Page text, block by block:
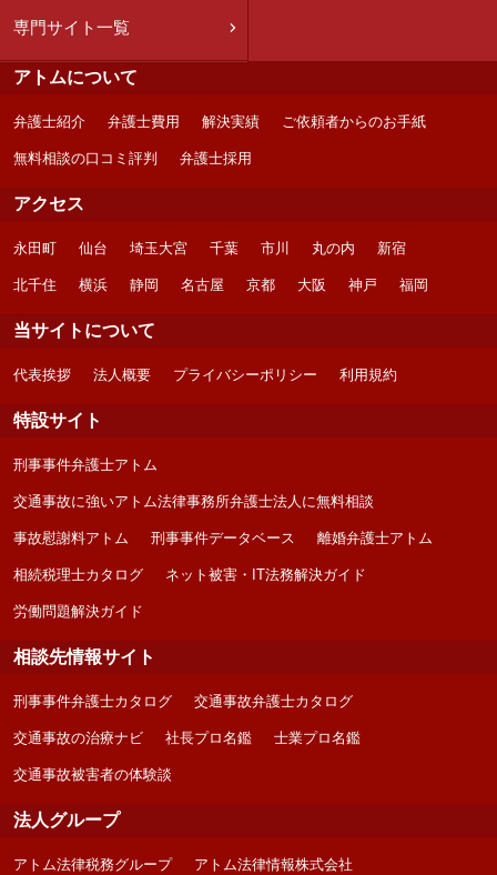
専門サイト一覧
アトムについて
弁護士紹介 弁護士費用 解決実績 ご依頼者からのお手紙
無料相談の口コミ評判 弁護士採用
アクセス
永田町 仙台 埼玉大宮 千葉 市川 丸の内 新宿
北千住 横浜 静岡 名古屋 京都 大阪 神戸 福岡
当サイトについて
代表挨拶 法人概要 プライバシーポリシー 利用規約
特設サイト
刑事事件弁護士アトム
交通事故に強いアトム法律事務所弁護士法人に無料相談
事故慰謝料アトム 刑事事件データベース 離婚弁護士アトム
相続税理士カタログ ネット被害・IT法務解決ガイド
労働問題解決ガイド
相談先情報サイト
刑事事件弁護士カタログ 交通事故弁護士カタログ
交通事故の治療ナビ 社長プロ名鑑 士業プロ名鑑
交通事故被害者の体験談
法人グループ
アトム法律税務グループ アトム法律情報株式会社